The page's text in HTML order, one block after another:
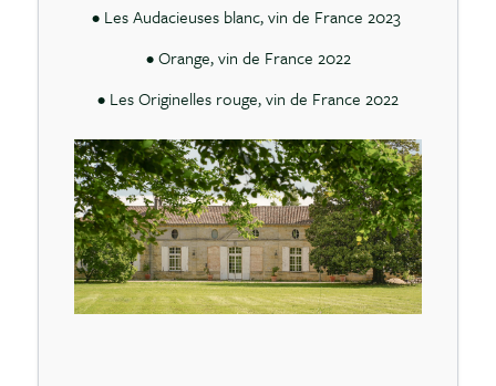
• Les Audacieuses blanc, vin de France 2023
• Orange, vin de France 2022
• Les Originelles rouge, vin de France 2022